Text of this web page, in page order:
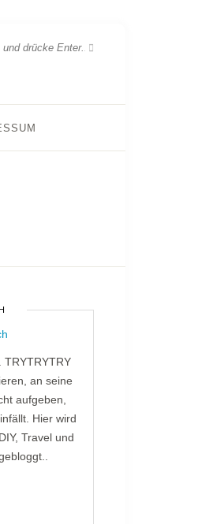
TRYTRYTRY
an seine
aufgeben,
Hier wird
Travel und